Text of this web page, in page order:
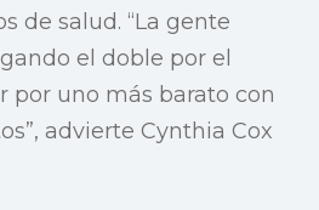
de salud. “La gente
el doble por el
por uno más barato con
advierte Cynthia Cox